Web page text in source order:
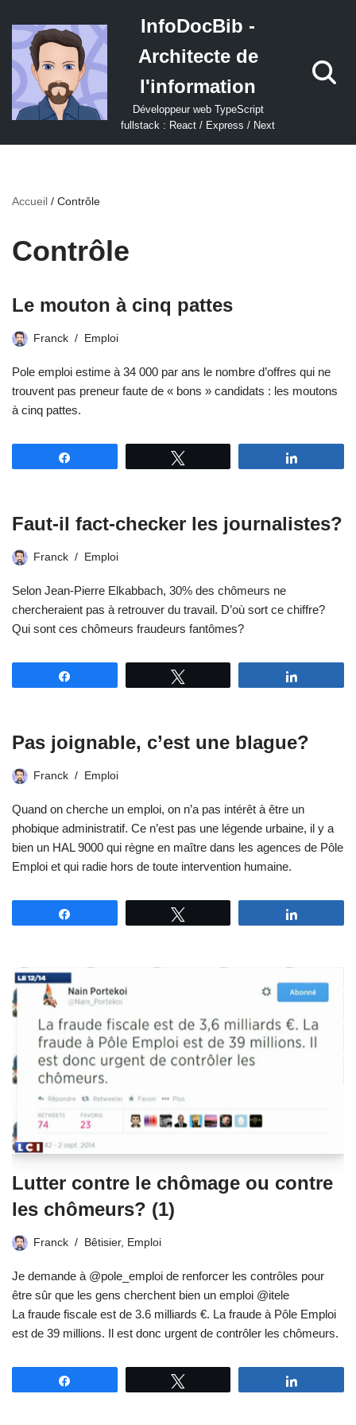
Aller
au
contenu
InfoDocBib -
Architecte de
l'information
Développeur web TypeScript
fullstack : React / Express / Next
Accueil / Contrôle
Contrôle
Le mouton à cinq pattes
Franck Emploi
Pole emploi estime à 34 000 par ans le nombre d’offres qui ne
trouvent pas preneur faute de « bons » candidats : les moutons
à cinq pattes.
Faut-il fact-checker les journalistes?
Franck Emploi
Selon Jean-Pierre Elkabbach, 30% des chômeurs ne
chercheraient pas à retrouver du travail. D’où sort ce chiffre?
Qui sont ces chômeurs fraudeurs fantômes?
Pas joignable, c’est une blague?
Franck Emploi
Quand on cherche un emploi, on n’a pas intérêt à être un
phobique administratif. Ce n’est pas une légende urbaine, il y a
bien un HAL 9000 qui règne en maître dans les agences de Pôle
Emploi et qui radie hors de toute intervention humaine.
Lutter contre le chômage ou contre
les chômeurs? (1)
Franck Bêtisier, Emploi
Je demande à @pole_emploi de renforcer les contrôles pour
être sûr que les gens cherchent bien un emploi @itele
La fraude fiscale est de 3.6 milliards €. La fraude à Pôle Emploi
est de 39 millions. Il est donc urgent de contrôler les chômeurs.